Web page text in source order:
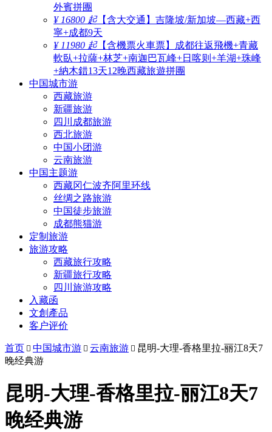
外賓拼團
¥ 16800 起【含大交通】吉隆坡/新加坡—西藏+西
寧+成都9天
¥ 11980 起【含機票火車票】成都往返飛機+青藏
軟臥+拉薩+林芝+南迦巴瓦峰+日喀则+羊湖+珠峰
+納木錯13天12晚西藏旅遊拼團
中国城市游
西藏旅游
新疆旅游
四川成都旅游
西北旅游
中国小团游
云南旅游
中国主题游
西藏冈仁波齐阿里环线
丝绸之路旅游
中国徒步旅游
成都熊猫游
定制旅游
旅游攻略
西藏旅行攻略
新疆旅行攻略
四川旅游攻略
入藏函
文創產品
客户评价
首页  中国城市游  云南旅游  昆明-大理-香格里拉-丽江8天7
晚经典游
昆明-大理-香格里拉-丽江8天7
晚经典游